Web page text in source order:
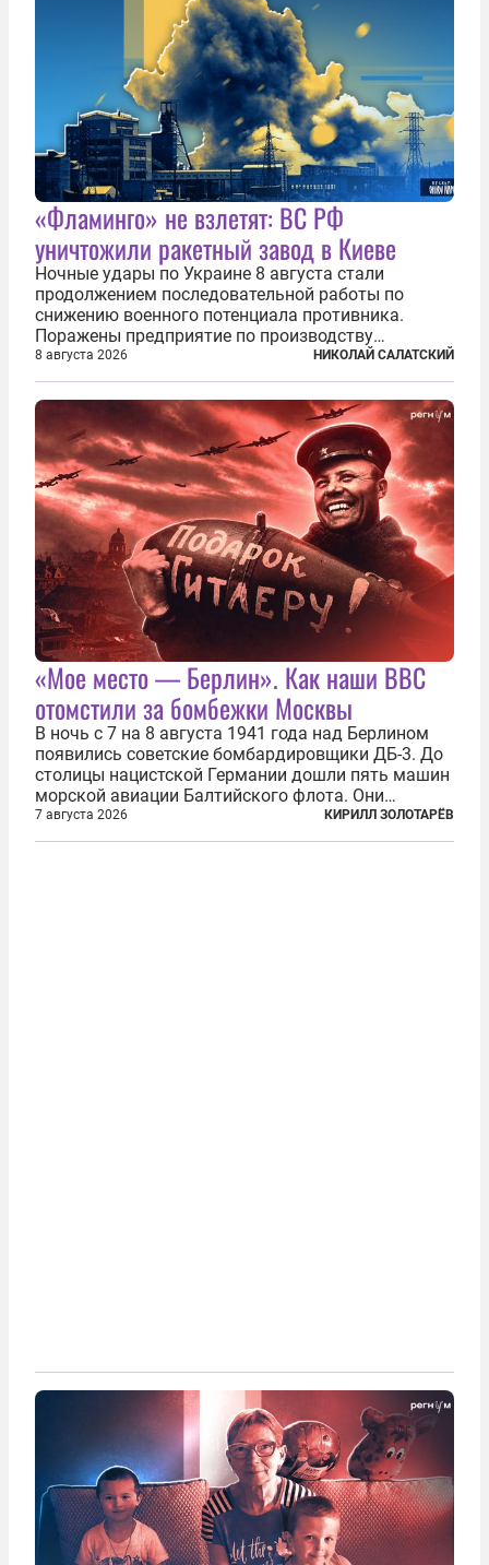
«Фламинго» не взлетят: ВС РФ
уничтожили ракетный завод в Киеве
Ночные удары по Украине 8 августа стали
продолжением последовательной работы по
снижению военного потенциала противника.
Поражены предприятие по производству
крылатых ракет, крупный склад топлива и два
сухогруза с военными грузами. Дополнительно
нанесены удары по объектам в ряде городов. В
Киеве...
8 августа 2026 НИКОЛАЙ САЛАТСКИЙ
«Мое место — Берлин». Как наши ВВС
отомстили за бомбежки Москвы
В ночь с 7 на 8 августа 1941 года над Берлином
появились советские бомбардировщики ДБ-3. До
столицы нацистской Германии дошли пять машин
морской авиации Балтийского флота. Они
сбросили бомбы на город, который в тот момент
жил в полной уверенности, что война идет где-то
7 августа 2026 КИРИЛЛ ЗОЛОТАРЁВ